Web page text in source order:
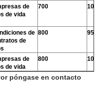
de
de vida
700
de
de
800 950
de
de vida
800
póngase en contacto